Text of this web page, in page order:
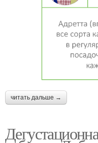
читать дальше →